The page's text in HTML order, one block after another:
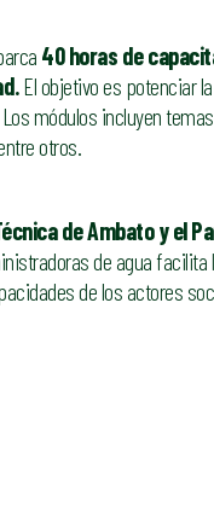
40 horas de
El objetivo es potenciar
módulos incluyen
otros.
de Ambato y el
de agua
de los actores